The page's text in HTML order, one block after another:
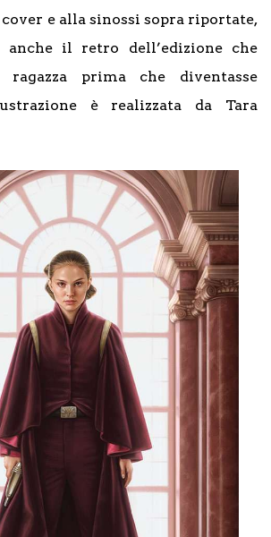
e alla sinossi sopra riportate,
anche il retro dell’edizione che
ragazza prima che diventasse
è realizzata da Tara